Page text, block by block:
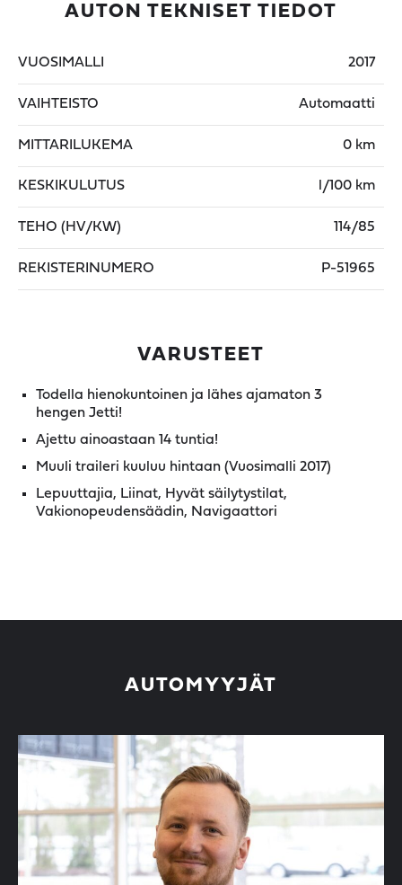
AUTON TEKNISET TIEDOT
VUOSIMALLI 2017
VAIHTEISTO Automaatti
MITTARILUKEMA 0 km
KESKIKULUTUS l/100 km
TEHO (HV/KW) 114/85
REKISTERINUMERO P-51965
VARUSTEET
Todella hienokuntoinen ja lähes ajamaton 3
hengen Jetti!
Ajettu ainoastaan 14 tuntia!
Muuli traileri kuuluu hintaan (Vuosimalli 2017)
Lepuuttajia, Liinat, Hyvät säilytystilat,
Vakionopeudensäädin, Navigaattori
AUTOMYYJÄT